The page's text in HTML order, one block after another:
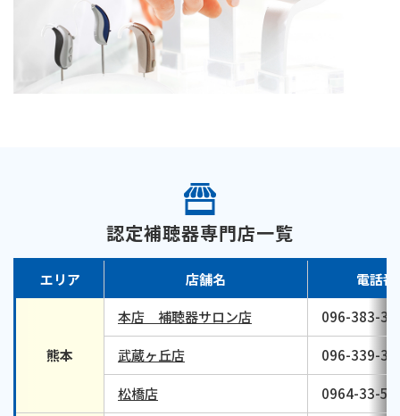
認定補聴器専門店一覧
エリア 店舗名 電話番
熊本
本店 補聴器サロン店 096-383-
武蔵ヶ丘店 096-339-
松橋店 0964-33-